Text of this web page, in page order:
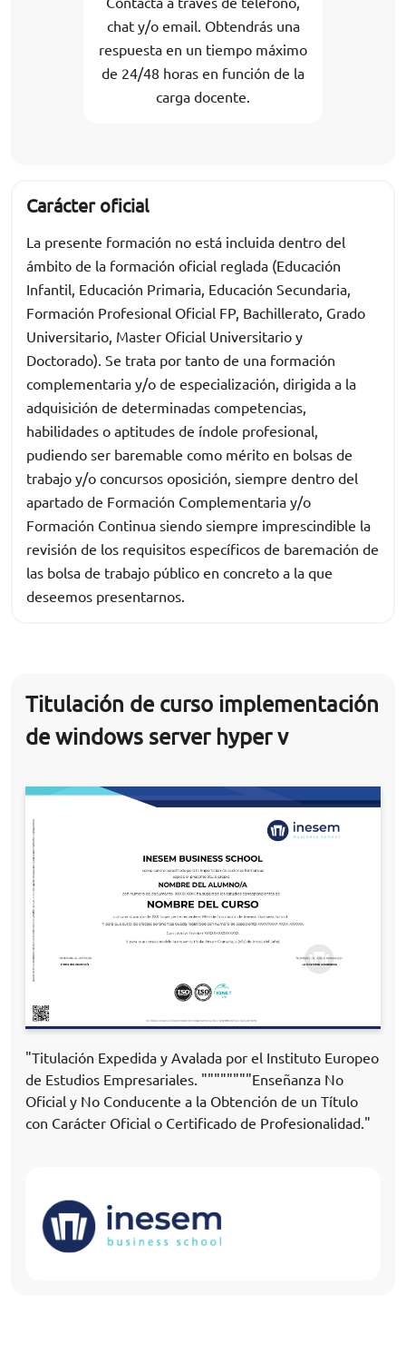
chat y/o email. Obtendrás una
respuesta en un tiempo máximo
de 24/48 horas en función de la
carga docente.
Carácter oficial
La presente formación no está incluida dentro del
ámbito de la formación oficial reglada (Educación
Infantil, Educación Primaria, Educación Secundaria,
Formación Profesional Oficial FP, Bachillerato, Grado
Universitario, Master Oficial Universitario y
Doctorado). Se trata por tanto de una formación
complementaria y/o de especialización, dirigida a la
adquisición de determinadas competencias,
habilidades o aptitudes de índole profesional,
pudiendo ser baremable como mérito en bolsas de
trabajo y/o concursos oposición, siempre dentro del
apartado de Formación Complementaria y/o
Formación Continua siendo siempre imprescindible la
revisión de los requisitos específicos de baremación de
las bolsa de trabajo público en concreto a la que
deseemos presentarnos.
Titulación de curso implementación
de windows server hyper v
"Titulación Expedida y Avalada por el Instituto Europeo
de Estudios Empresariales. """"""""Enseñanza No
Oficial y No Conducente a la Obtención de un Título
con Carácter Oficial o Certificado de Profesionalidad."